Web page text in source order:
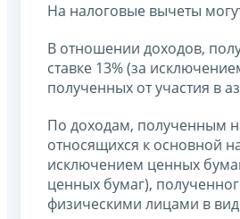
На налоговые вычеты
В отношении доходов,
ставке 13% (за
полученных от участия в
По доходам, полученным
относящихся к основной
исключением ценных
ценных бумаг),
физическими лицами в